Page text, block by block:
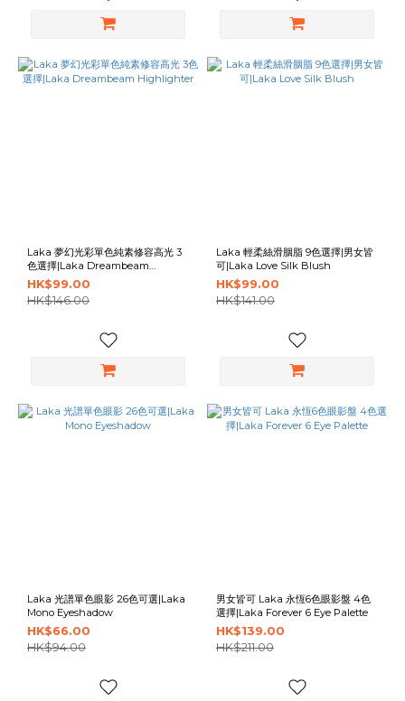
Laka 夢幻光彩單色純素修容高光 3
色選擇|Laka Dreambeam
Highlighter
HK$99.00
HK$146.00
Laka 輕柔絲滑胭脂 9色選擇|男女皆
可|Laka Love Silk Blush
HK$99.00
HK$141.00
Laka 光譜單色眼影 26色可選|Laka
Mono Eyeshadow
HK$66.00
HK$94.00
男女皆可 Laka 永恆6色眼影盤 4色
選擇|Laka Forever 6 Eye Palette
HK$139.00
HK$211.00